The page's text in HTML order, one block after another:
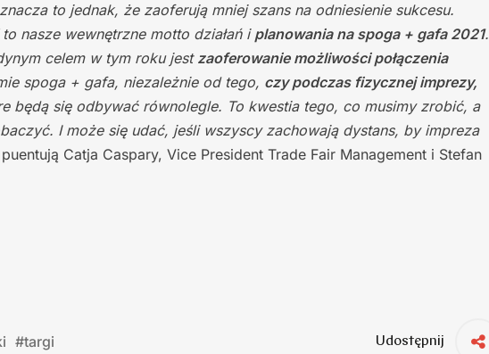
to jednak, że zaoferują mniej szans na odniesienie sukcesu.
nasze wewnętrzne motto działań i planowania na spoga + gafa 2021.
celem w tym roku jest zaoferowanie możliwości połączenia
spoga + gafa, niezależnie od tego, czy podczas fizycznej imprezy,
będą się odbywać równolegle. To kwestia tego, co musimy zrobić, a
I może się udać, jeśli wszyscy zachowają dystans, by impreza
puentują Catja Caspary, Vice President Trade Fair Management i Stefan
#targi Udostępnij